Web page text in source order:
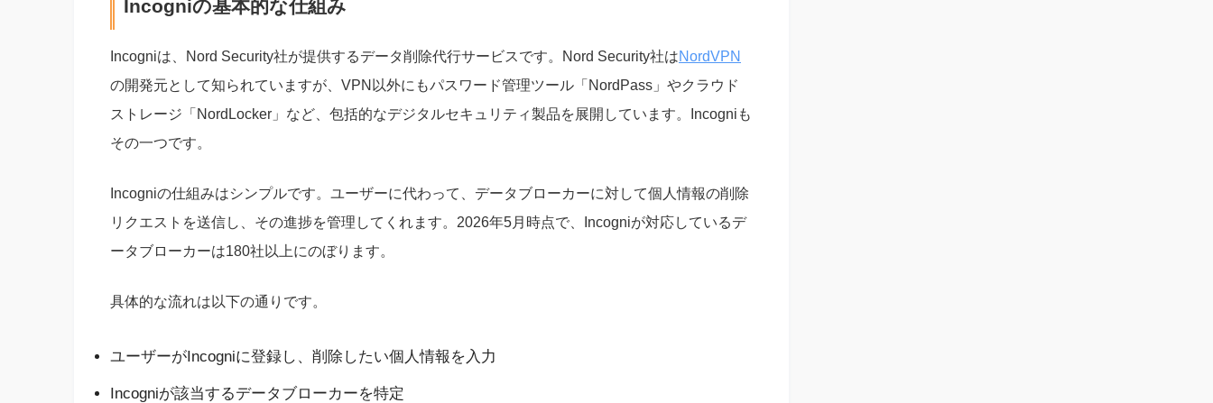
Incogniの基本的な仕組み
Incogniは、Nord Security社が提供するデータ削除代行サービスです。Nord Security社はNordVPN
の開発元として知られていますが、VPN以外にもパスワード管理ツール「NordPass」やクラウド
ストレージ「NordLocker」など、包括的なデジタルセキュリティ製品を展開しています。Incogniも
その一つです。
Incogniの仕組みはシンプルです。ユーザーに代わって、データブローカーに対して個人情報の削除
リクエストを送信し、その進捗を管理してくれます。2026年5月時点で、Incogniが対応しているデ
ータブローカーは180社以上にのぼります。
具体的な流れは以下の通りです。
ユーザーがIncogniに登録し、削除したい個人情報を入力
Incogniが該当するデータブローカーを特定